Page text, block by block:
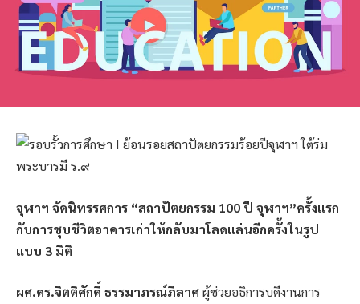
จุฬาฯ จัดนิทรรศการ “สถาปัตยกรรม 100 ปี จุฬาฯ”ครั้งแรก
กับการชุบชีวิตอาคารเก่าให้กลับมาโลดแล่นอีกครั้งในรูป
แบบ 3 มิติ
ผศ.ดร.จิตติศักดิ์ ธรรมาภรณ์ภิลาศผู้ช่วยอธิการบดีงานการ